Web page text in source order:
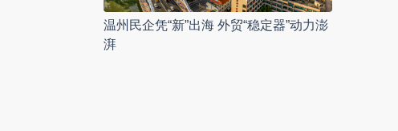
温州民企凭“新”出海 外贸“稳定器”动力澎
湃